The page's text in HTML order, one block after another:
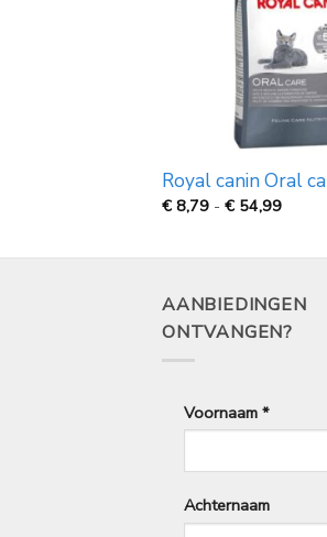
Royal canin Oral
€ 8,79 - € 54,99
AANBIEDINGEN
ONTVANGEN?
Voornaam *
Achternaam